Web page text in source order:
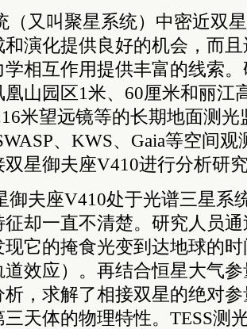
（又叫聚星系统）中密近双
和演化提供良好的机会，而
学相互作用提供丰富的线索
山园区1米、60厘米和丽江
米望远镜等的长期地面测
、KWS、Gaia等空间
星御夫座V410进行分析研
御夫座V410处于光谱三星系
却一直不清楚。研究人员
现它的掩食光变到达地球的
道效应）。再结合恒星大气
，求解了相接双星的绝对
天体的物理特性。TESS测